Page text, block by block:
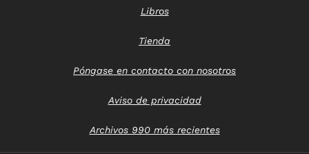
Libros
Tienda
Póngase en contacto con nosotros
Aviso de privacidad
Archivos 990 más recientes